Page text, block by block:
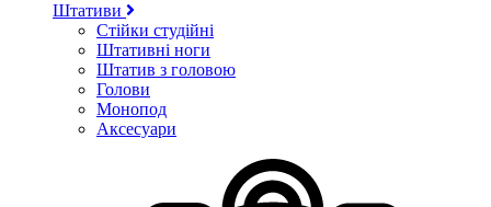
Штативи
Стійки студійні
Штативні ноги
Штатив з головою
Голови
Монопод
Аксесуари